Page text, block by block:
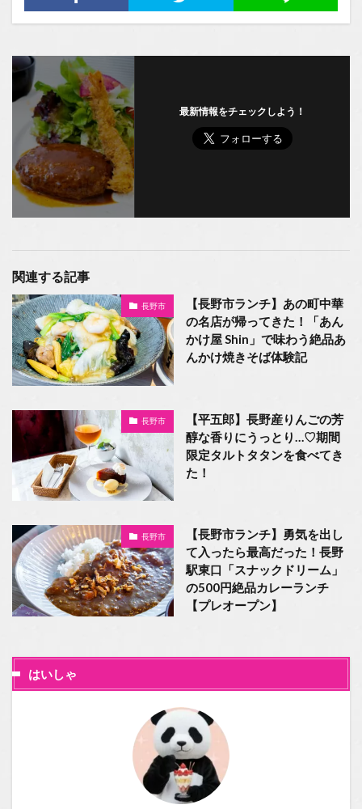
最新情報をチェックしよう！
関連する記事
長野市
【長野市ランチ】あの町中華
の名店が帰ってきた！「あん
かけ屋 Shin」で味わう絶品あ
んかけ焼きそば体験記
長野市
【平五郎】長野産りんごの芳
醇な香りにうっとり…♡期間
限定タルトタタンを食べてき
た！
長野市
【長野市ランチ】勇気を出し
て入ったら最高だった！長野
駅東口「スナックドリーム」
の500円絶品カレーランチ
【プレオープン】
はいしゃ